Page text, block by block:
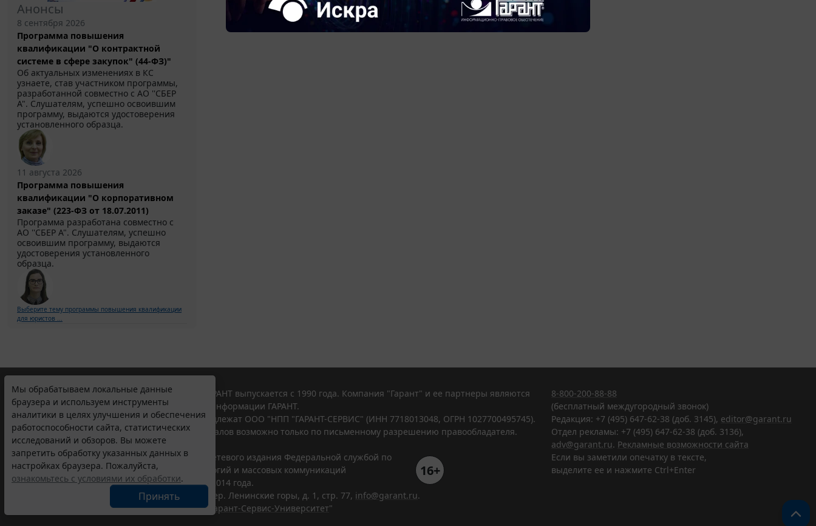
Анонсы
8 сентября 2026
Программа повышения
квалификации "О контрактной
системе в сфере закупок" (44-ФЗ)"
Об актуальных изменениях в КС
узнаете, став участником программы,
разработанной совместно с АО ''СБЕР
А". Слушателям, успешно освоившим
программу, выдаются удостоверения
установленного образца.
11 августа 2026
Программа повышения
квалификации "О корпоративном
заказе" (223-ФЗ от 18.07.2011)
Программа разработана совместно с
АО ''СБЕР А". Слушателям, успешно
освоившим программу, выдаются
удостоверения установленного
образца.
Выберите тему программы повышения квалификации
для юристов ...
Мы обрабатываем локальные данные
браузера и используем инструменты
аналитики в целях улучшения и обеспечения
работоспособности сайта, статистических
исследований и обзоров. Вы можете
запретить обработку указанных данных в
настройках браузера. Пожалуйста,
ознакомьтесь с условиями их обработки.
Принять
© ООО "НПП "ГАРАНТ-СЕРВИС", 2026. Система ГАРАНТ выпускается с 1990 года. Компания "Гарант" и ее партнеры являются
участниками Российской ассоциации правовой информации ГАРАНТ.
Все права на материалы сайта ГАРАНТ.РУ принадлежат ООО "НПП "ГАРАНТ-СЕРВИС" (ИНН 7718013048, ОГРН 1027700495745).
Полное или частичное воспроизведение материалов возможно только по письменному разрешению правообладателя.
Правила использования портала.
Портал ГАРАНТ.РУ зарегистрирован в качестве сетевого издания Федеральной службой по
надзору в сфере связи,информационных технологий и массовых коммуникаций
(Роскомнадзором), Эл № ФС77-58365 от 18 июня 2014 года.
16+
ООО "НПП "ГАРАНТ-СЕРВИС", 119234, г. Москва, тер. Ленинские горы, д. 1, стр. 77, info@garant.ru.
Разработчик ЭПС Система ГАРАНТ – ООО "НПП "
Гарант-Сервис-Университет"
8-800-200-88-88
(бесплатный междугородный звонок)
Редакция: +7 (495) 647-62-38 (доб. 3145), editor@garant.ru
Отдел рекламы: +7 (495) 647-62-38 (доб. 3136),
adv@garant.ru. Рекламные возможности сайта
Если вы заметили опечатку в тексте,
выделите ее и нажмите Ctrl+Enter